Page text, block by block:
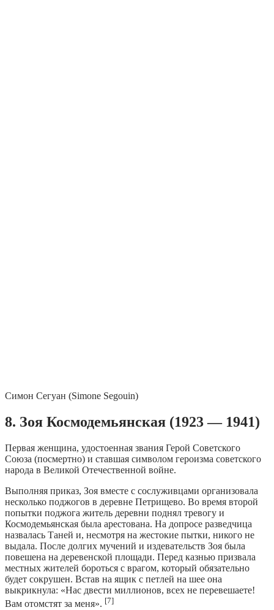
Симон Сегуан (Simone Segouin)
8. Зоя Космодемьянская (1923 — 1941)
Первая женщина, удостоенная звания Герой Советского
Союза (посмертно) и ставшая символом героизма советского
народа в Великой Отечественной войне.
Выполняя приказ, Зоя вместе с сослуживцами организовала
несколько поджогов в деревне Петрищево. Во время второй
попытки поджога житель деревни поднял тревогу и
Космодемьянская была арестована. На допросе разведчица
назвалась Таней и, несмотря на жестокие пытки, никого не
выдала. После долгих мучений и издевательств Зоя была
повешена на деревенской площади. Перед казнью призвала
местных жителей бороться с врагом, который обязательно
будет сокрушен. Встав на ящик с петлей на шее она
выкрикнула: «Нас двести миллионов, всех не перевешаете!
Вам отомстят за меня». [7]